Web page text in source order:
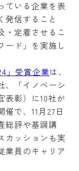
ている企業を表
発信すること
・定着させるこ
ード」を実施し
」受賞企業は、
、「イノベーシ
表彰）に10社が
催で、11月27日
総評や基調講
カッションも実
業員のキャリア